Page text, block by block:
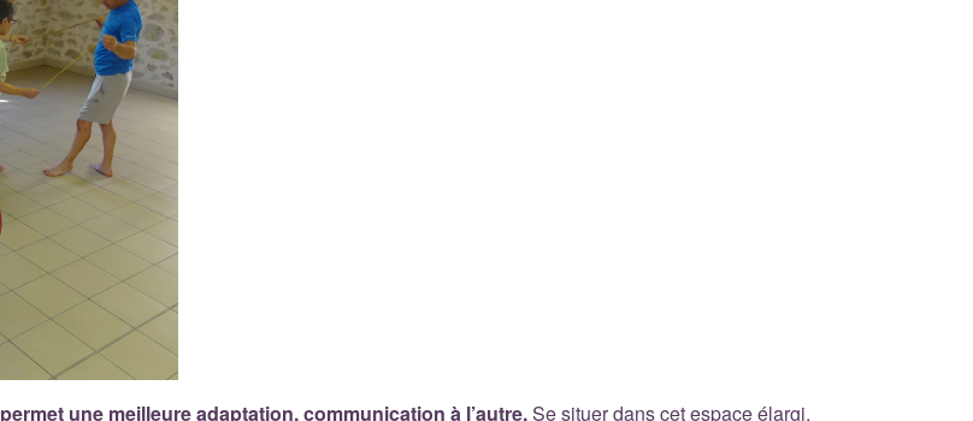
permet une meilleure adaptation, communication à l’autre.Se situer dans cet espace élargi,